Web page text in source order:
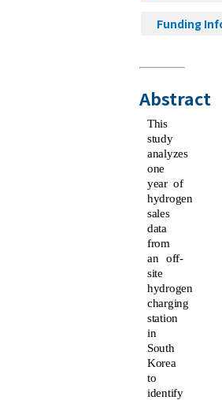
Funding
Abstract
This
study
analyzes
one
year of
hydrogen
sales
data
from
an off-
site
hydrogen
charging
station
in
South
Korea
to
identify